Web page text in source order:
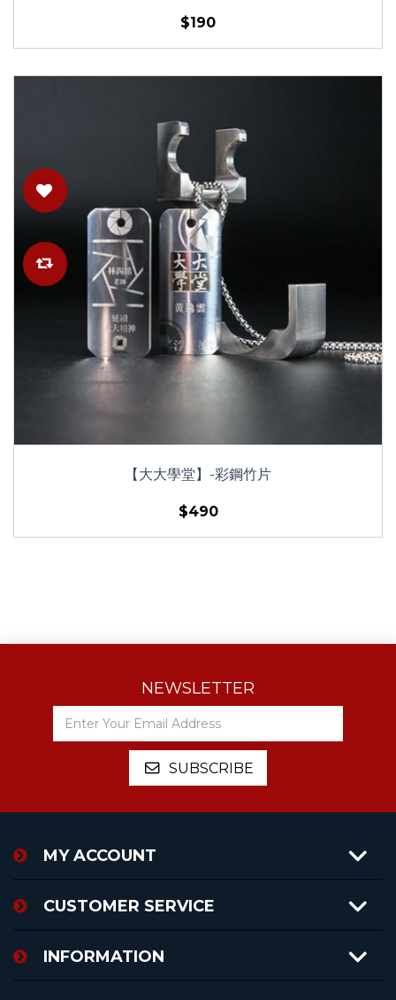
$190
【大大學堂】-彩鋼竹片
$490
NEWSLETTER
MY ACCOUNT
CUSTOMER SERVICE
INFORMATION